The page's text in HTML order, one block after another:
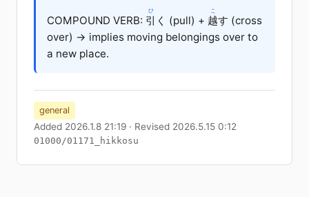
COMPOUND VERB: 引
ひ
く (pull) + 越
こ
す (cross
over) → implies moving belongings over to
a new place.
general
Added 2026.1.8 21:19 · Revised 2026.5.15 0:12
01000/01171_hikkosu